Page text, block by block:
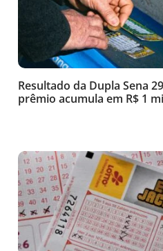
Resultado da Dupla Sena
prêmio acumula em R$ 1